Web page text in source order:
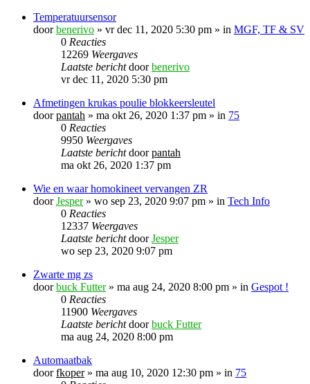
Temperatuursensor
doorbenerivo » vr dec 11, 2020 5:30 pm » in MGF, TF & SV
0 Reacties
12269 Weergaves
Laatste berichtdoorbenerivo
vr dec 11, 2020 5:30 pm
Afmetingen krukas poulie blokkeersleutel
doorpantah » ma okt 26, 2020 1:37 pm » in 75
0 Reacties
9950 Weergaves
Laatste berichtdoorpantah
ma okt 26, 2020 1:37 pm
Wie en waar homokineet vervangen ZR
doorJesper» wo sep 23, 2020 9:07 pm » in Tech Info
0 Reacties
12337 Weergaves
Laatste berichtdoorJesper
wo sep 23, 2020 9:07 pm
Zwarte mg zs
doorbuck Futter» ma aug 24, 2020 8:00 pm » in Gespot !
0 Reacties
11900 Weergaves
Laatste berichtdoorbuck Futter
ma aug 24, 2020 8:00 pm
Automaatbak
doorfkoper» ma aug 10, 2020 12:30 pm » in 75